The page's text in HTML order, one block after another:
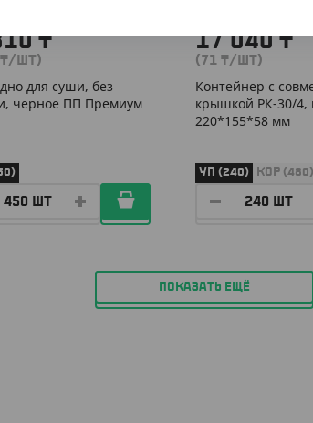
₸
₸/ШТ)
для суши, без
черное ПП Премиум
17 040₸
(71 ₸/ШТ)
Контейнер с
крышкой РК-30/4,
220*155*58 мм
УП (240) КОР (480)
ПОКАЗАТЬ ЕЩЁ